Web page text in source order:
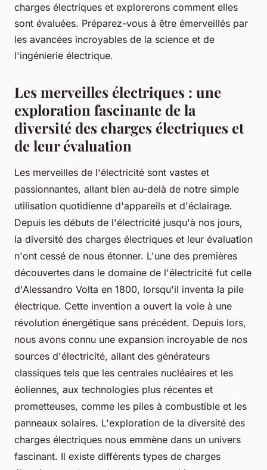
charges électriques et explorerons comment elles
sont évaluées. Préparez-vous à être émerveillés par
les avancées incroyables de la science et de
l'ingénierie électrique.
Les merveilles électriques : une
exploration fascinante de la
diversité des charges électriques et
de leur évaluation
Les merveilles de l'électricité sont vastes et
passionnantes, allant bien au-delà de notre simple
utilisation quotidienne d'appareils et d'éclairage.
Depuis les débuts de l'électricité jusqu'à nos jours,
la diversité des charges électriques et leur évaluation
n'ont cessé de nous étonner. L'une des premières
découvertes dans le domaine de l'électricité fut celle
d'Alessandro Volta en 1800, lorsqu'il inventa la pile
électrique. Cette invention a ouvert la voie à une
révolution énergétique sans précédent. Depuis lors,
nous avons connu une expansion incroyable de nos
sources d'électricité, allant des générateurs
classiques tels que les centrales nucléaires et les
éoliennes, aux technologies plus récentes et
prometteuses, comme les piles à combustible et les
panneaux solaires. L'exploration de la diversité des
charges électriques nous emmène dans un univers
fascinant. Il existe différents types de charges